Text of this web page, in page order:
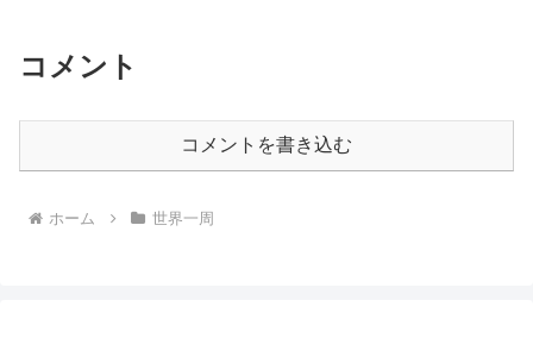
コメント
コメントを書き込む
ホーム 世界一周